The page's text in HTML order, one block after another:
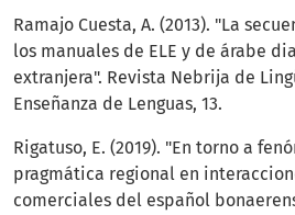
Ramajo Cuesta, A. (2013). "La
los manuales de ELE y de árabe
extranjera". Revista Nebrija de
Enseñanza de Lenguas, 13.
Rigatuso, E. (2019). "En torno a
pragmática regional en
comerciales del español